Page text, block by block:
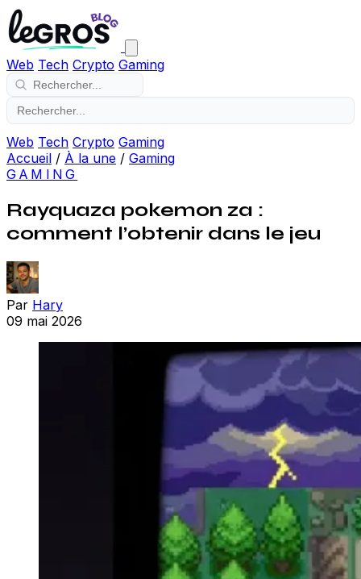
Web Tech Crypto Gaming
Web Tech Crypto Gaming
Accueil / À la une / Gaming
GAMING
Rayquaza pokemon za :
comment l’obtenir dans le jeu
Par Hary
09 mai 2026